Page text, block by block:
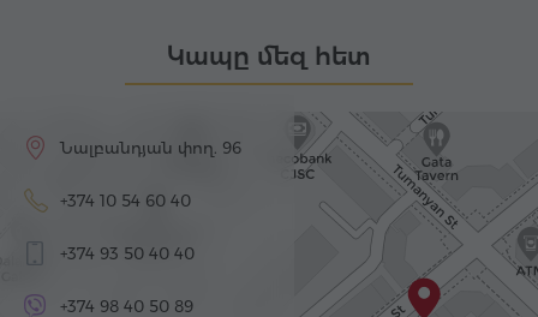
Կապը մեզ հետ
Նալբանդյան փող. 96
+374 10 54 60 40
+374 93 50 40 40
+374 98 40 50 89